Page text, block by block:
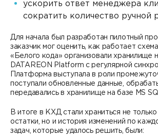
ускорить ответ менеджера
сократить количество ручной
Для начала был разработан пилотный
заказчик мог оценить, как работает
«Белого кода» организовали хранилище
DATAREON Platform с регулярной
Платформа выступала в роли
поступали обновленные данные,
передавались в хранилище на базе MS
В итоге в КХД стали храниться не
остатки, но и история изменений по
задач, которые удалось решить, были: